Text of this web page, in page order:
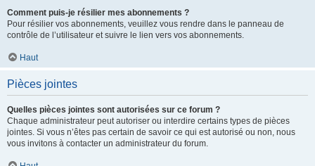
Comment puis-je résilier mes abonnements ?
Pour résilier vos abonnements, veuillez vous rendre dans le panneau de
contrôle de l’utilisateur et suivre le lien vers vos abonnements.
Haut
Pièces jointes
Quelles pièces jointes sont autorisées sur ce forum ?
Chaque administrateur peut autoriser ou interdire certains types de pièces
jointes. Si vous n’êtes pas certain de savoir ce qui est autorisé ou non, nous
vous invitons à contacter un administrateur du forum.